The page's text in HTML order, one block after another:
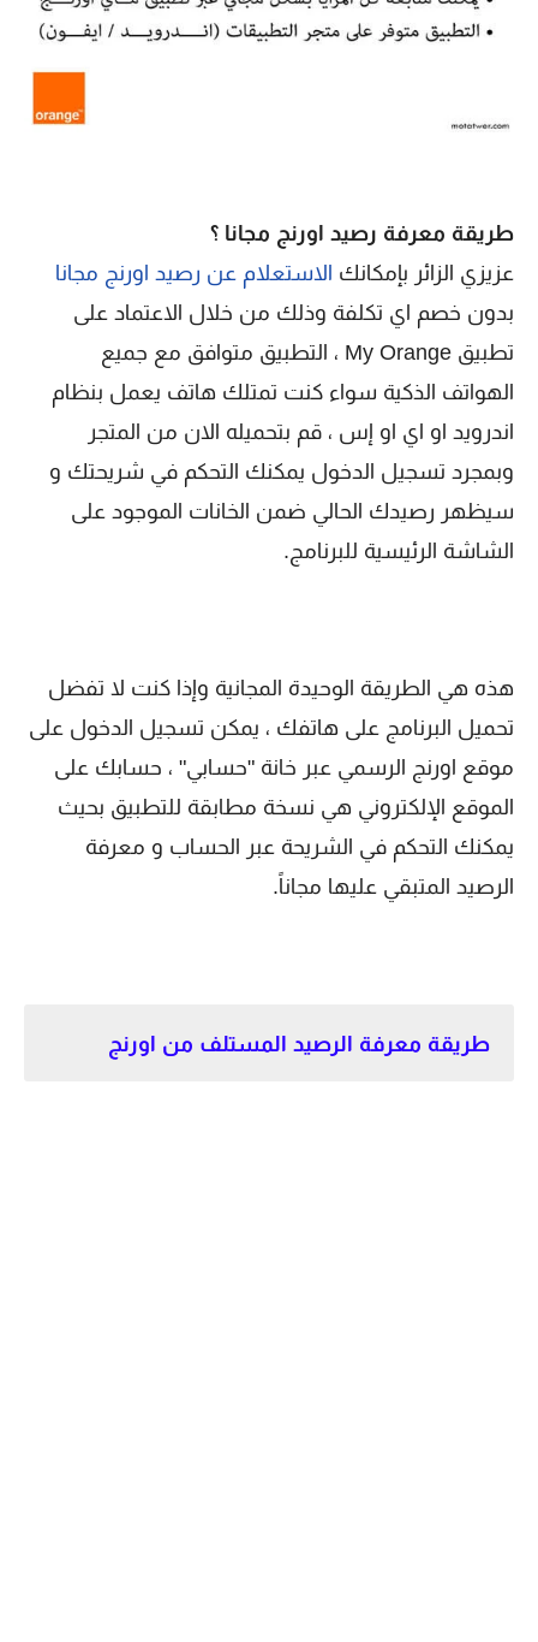
طريقة معرفة رصيد اورنج مجانا ؟
عزيزي الزائر بإمكانك الاستعلام عن رصيد اورنج مجانا
بدون خصم اي تكلفة وذلك من خلال الاعتماد على
تطبيق My Orange ، التطبيق متوافق مع جميع
الهواتف الذكية سواء كنت تمتلك هاتف يعمل بنظام
اندرويد او اي او إس ، قم بتحميله الان من المتجر
وبمجرد تسجيل الدخول يمكنك التحكم في شريحتك و
سيظهر رصيدك الحالي ضمن الخانات الموجود على
الشاشة الرئيسية للبرنامج.
هذه هي الطريقة الوحيدة المجانية وإذا كنت لا تفضل
تحميل البرنامج على هاتفك ، يمكن تسجيل الدخول على
موقع اورنج الرسمي عبر خانة "حسابي" ، حسابك على
الموقع الإلكتروني هي نسخة مطابقة للتطبيق بحيث
يمكنك التحكم في الشريحة عبر الحساب و معرفة
الرصيد المتبقي عليها مجاناً.
طريقة معرفة الرصيد المستلف من اورنج